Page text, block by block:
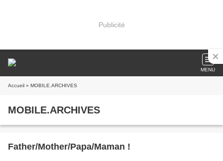
Publicité
MENU
Accueil » MOBILE.ARCHIVES
MOBILE.ARCHIVES
Father/Mother/Papa/Maman !